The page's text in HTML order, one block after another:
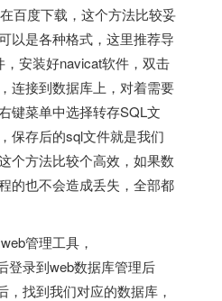
百度下载，这个方法比较妥
以是各种格式，这里推荐导
安装好navicat软件，双击
连接到数据库上，对着需要
键菜单中选择转存SQL文
保存后的sql文件就是我们
个方法比较个高效，如果数
的也不会造成丢失，全部都
管理工具，
登录到web数据库管理后
，找到我们对应的数据库，